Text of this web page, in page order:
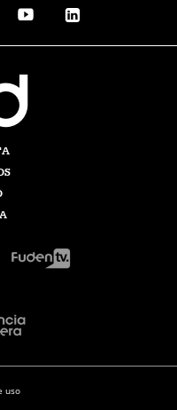
uso